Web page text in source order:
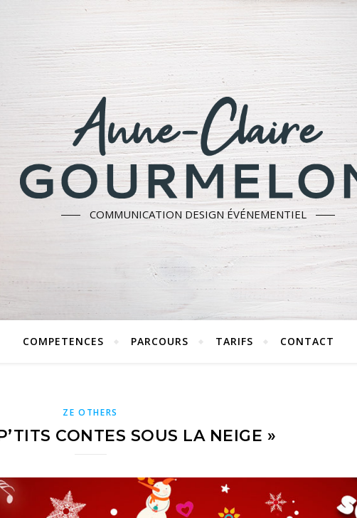
COMMUNICATION DESIGN ÉVÉNEMENTIEL
COMPETENCES PARCOURS TARIFS CONTACT
ZE OTHERS
CONTES SOUS LA NEIGE »